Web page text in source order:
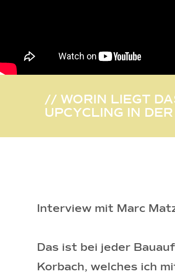
// WORIN LIEGT
UPCYCLING IN
Interview mit Marc
Das ist bei jeder
Korbach, welches ich